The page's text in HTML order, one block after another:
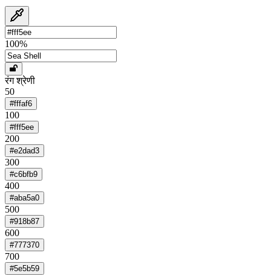
100%
रंग श्रेणी
50
#fffaf6
100
#fff5ee
200
#e2dad3
300
#c6bfb9
400
#aba5a0
500
#918b87
600
#777370
700
#5e5b59